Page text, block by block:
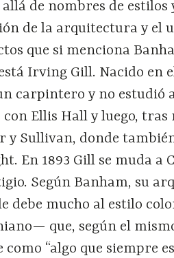
de nombres de
de la arquitectura y el
que si menciona
Irving Gill. Nacido en
carpintero y no
Ellis Hall y luego, tras
y Sullivan, donde
En 1893 Gill se muda a
Según Banham, su
debe mucho al estilo
que, según el
como “algo que siempre